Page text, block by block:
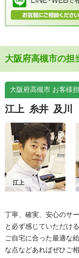
大阪府高槻市の担
大阪府高槻市 お客様
江上 糸井 及川
江上
丁寧、確実、安心のサ
と必ず感じていただけ
ご自宅に合った最適な
な点などあればぜひご